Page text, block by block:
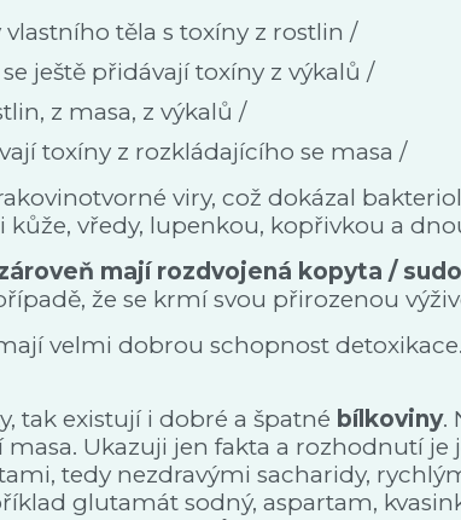
těla s toxíny z rostlin /
ještě přidávají toxíny z výkalů /
z masa, z výkalů /
toxíny z rozkládajícího se masa /
viry, což dokázal
vředy, lupenkou, kopřivkou a
mají rozdvojená kopyta /
že se krmí svou přirozenou
velmi dobrou schopnost
tak existují i dobré a špatné bílkoviny.
Ukazuji jen fakta a rozhodnutí
tedy nezdravými sacharidy,
glutamát sodný, aspartam,